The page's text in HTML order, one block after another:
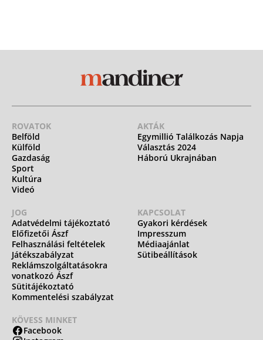
ROVATOK
Belföld
Külföld
Gazdaság
Sport
Kultúra
Videó
AKTÁK
Egymillió Találkozás Napja
Választás 2024
Háború Ukrajnában
JOG
Adatvédelmi tájékoztató
Előfizetői Ászf
Felhasználási feltételek
Játékszabályzat
Reklámszolgáltatásokra
vonatkozó Ászf
Sütitájékoztató
Kommentelési szabályzat
KAPCSOLAT
Gyakori kérdések
Impresszum
Médiaajánlat
Sütibeállítások
KÖVESS MINKET
Facebook